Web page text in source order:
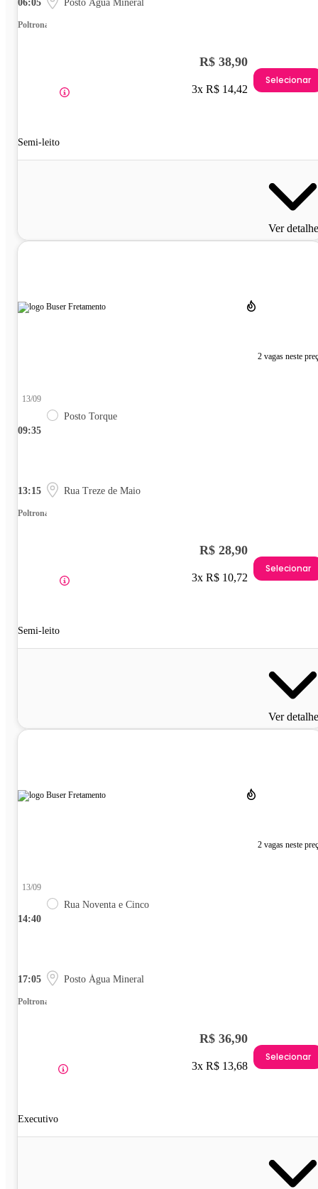
06:05 Posto Água Mineral
Poltrona
Semi-leito
R$ 38,90
3x R$ 14,42
Selecionar
Ver
2 vagas neste
09:35
13/09
Posto Torque
13:15 Rua Treze de Maio
Poltrona
Semi-leito
R$ 28,90
3x R$ 10,72
Selecionar
Ver
2 vagas neste
14:40
13/09
Rua Noventa e Cinco
17:05 Posto Água Mineral
Poltrona
Executivo
R$ 36,90
3x R$ 13,68
Selecionar